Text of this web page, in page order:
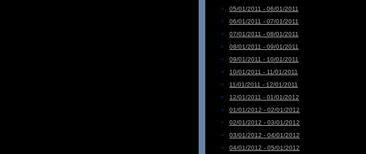
05/01/2011 - 06/01/2011
06/01/2011 - 07/01/2011
07/01/2011 - 08/01/2011
08/01/2011 - 09/01/2011
09/01/2011 - 10/01/2011
10/01/2011 - 11/01/2011
11/01/2011 - 12/01/2011
12/01/2011 - 01/01/2012
01/01/2012 - 02/01/2012
02/01/2012 - 03/01/2012
03/01/2012 - 04/01/2012
04/01/2012 - 05/01/2012